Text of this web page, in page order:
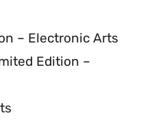
– Electronic Arts
Edition –